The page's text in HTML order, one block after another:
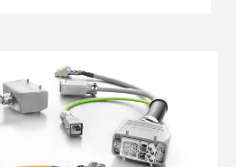
Ansamblu de cabluri